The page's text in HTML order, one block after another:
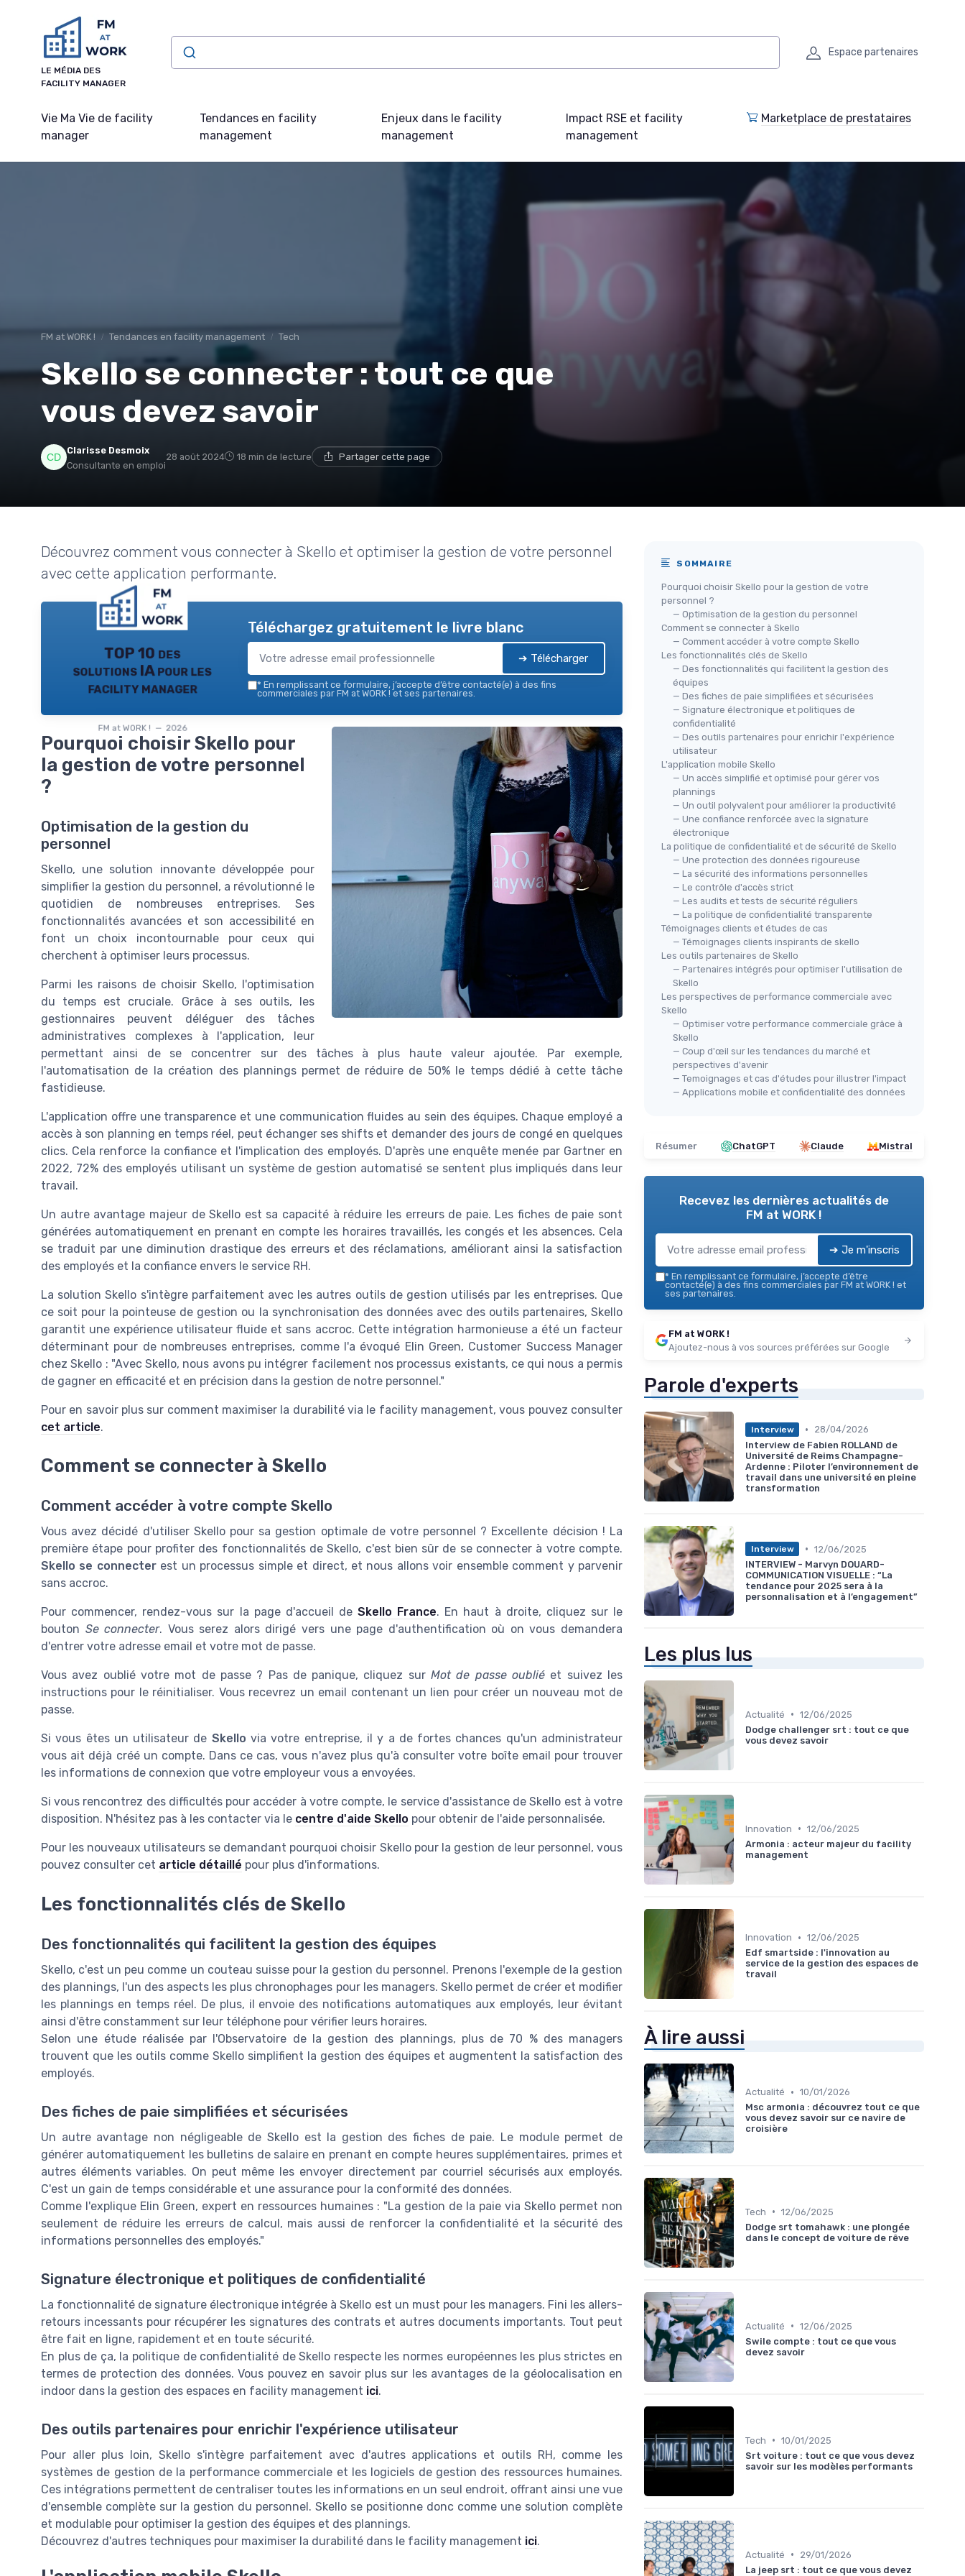
LE MÉDIA DES
FACILITY MANAGER
Espace partenaires
Vie Ma Vie de facility
manager
Tendances en facility
management
Enjeux dans le facility
management
Impact RSE et facility
management
Marketplace de prestataires
FM at WORK ! Tendances en facility management Tech
Skello se connecter : tout ce que
vous devez savoir
Clarisse Desmoix
Consultante en emploi
28 août 2024 18 min de lecture Partager cette page
Découvrez comment vous connecter à Skello et optimiser la gestion de votre personnel
avec cette application performante.
TOP 10 des
solutions IA pour les
facility manager
FM at WORK ! — 2026
Téléchargez gratuitement le livre blanc
➔ Télécharger
* En remplissant ce formulaire, j’accepte d’être contacté(e) à des fins
commerciales par FM at WORK ! et ses partenaires.
Pourquoi choisir Skello pour
la gestion de votre personnel
?
Optimisation de la gestion du
personnel
Skello, une solution innovante développée pour
simplifier la gestion du personnel, a révolutionné le
quotidien de nombreuses entreprises. Ses
fonctionnalités avancées et son accessibilité en
font un choix incontournable pour ceux qui
cherchent à optimiser leurs processus.
Parmi les raisons de choisir Skello, l'optimisation
du temps est cruciale. Grâce à ses outils, les
gestionnaires peuvent déléguer des tâches
administratives complexes à l'application, leur
permettant ainsi de se concentrer sur des tâches à plus haute valeur ajoutée. Par exemple,
l'automatisation de la création des plannings permet de réduire de 50% le temps dédié à cette tâche
fastidieuse.
L'application offre une transparence et une communication fluides au sein des équipes. Chaque employé a
accès à son planning en temps réel, peut échanger ses shifts et demander des jours de congé en quelques
clics. Cela renforce la confiance et l'implication des employés. D'après une enquête menée par Gartner en
2022, 72% des employés utilisant un système de gestion automatisé se sentent plus impliqués dans leur
travail.
Un autre avantage majeur de Skello est sa capacité à réduire les erreurs de paie. Les fiches de paie sont
générées automatiquement en prenant en compte les horaires travaillés, les congés et les absences. Cela
se traduit par une diminution drastique des erreurs et des réclamations, améliorant ainsi la satisfaction
des employés et la confiance envers le service RH.
La solution Skello s'intègre parfaitement avec les autres outils de gestion utilisés par les entreprises. Que
ce soit pour la pointeuse de gestion ou la synchronisation des données avec des outils partenaires, Skello
garantit une expérience utilisateur fluide et sans accroc. Cette intégration harmonieuse a été un facteur
déterminant pour de nombreuses entreprises, comme l'a évoqué Elin Green, Customer Success Manager
chez Skello : "Avec Skello, nous avons pu intégrer facilement nos processus existants, ce qui nous a permis
de gagner en efficacité et en précision dans la gestion de notre personnel."
Pour en savoir plus sur comment maximiser la durabilité via le facility management, vous pouvez consulter
cet article.
Comment se connecter à Skello
Comment accéder à votre compte Skello
Vous avez décidé d'utiliser Skello pour sa gestion optimale de votre personnel ? Excellente décision ! La
première étape pour profiter des fonctionnalités de Skello, c'est bien sûr de se connecter à votre compte.
Skello se connecterest un processus simple et direct, et nous allons voir ensemble comment y parvenir
sans accroc.
Pour commencer, rendez-vous sur la page d'accueil de Skello France. En haut à droite, cliquez sur le
bouton Se connecter. Vous serez alors dirigé vers une page d'authentification où on vous demandera
d'entrer votre adresse email et votre mot de passe.
Vous avez oublié votre mot de passe ? Pas de panique, cliquez surMot de passe oublié et suivez les
instructions pour le réinitialiser. Vous recevrez un email contenant un lien pour créer un nouveau mot de
passe.
Si vous êtes un utilisateur de Skello via votre entreprise, il y a de fortes chances qu'un administrateur
vous ait déjà créé un compte. Dans ce cas, vous n'avez plus qu'à consulter votre boîte email pour trouver
les informations de connexion que votre employeur vous a envoyées.
Si vous rencontrez des difficultés pour accéder à votre compte, le service d'assistance de Skello est à votre
disposition. N'hésitez pas à les contacter via le centre d'aide Skello pour obtenir de l'aide personnalisée.
Pour les nouveaux utilisateurs se demandant pourquoi choisir Skello pour la gestion de leur personnel, vous
pouvez consulter cet article détaillé pour plus d'informations.
Les fonctionnalités clés de Skello
Des fonctionnalités qui facilitent la gestion des équipes
Skello, c'est un peu comme un couteau suisse pour la gestion du personnel. Prenons l'exemple de la gestion
des plannings, l'un des aspects les plus chronophages pour les managers. Skello permet de créer et modifier
les plannings en temps réel. De plus, il envoie des notifications automatiques aux employés, leur évitant
ainsi d'être constamment sur leur téléphone pour vérifier leurs horaires.
Selon une étude réalisée par l'Observatoire de la gestion des plannings, plus de 70 % des managers
trouvent que les outils comme Skello simplifient la gestion des équipes et augmentent la satisfaction des
employés.
Des fiches de paie simplifiées et sécurisées
Un autre avantage non négligeable de Skello est la gestion des fiches de paie. Le module permet de
générer automatiquement les bulletins de salaire en prenant en compte heures supplémentaires, primes et
autres éléments variables. On peut même les envoyer directement par courriel sécurisés aux employés.
C'est un gain de temps considérable et une assurance pour la conformité des données.
Comme l'explique Elin Green, expert en ressources humaines : "La gestion de la paie via Skello permet non
seulement de réduire les erreurs de calcul, mais aussi de renforcer la confidentialité et la sécurité des
informations personnelles des employés."
Signature électronique et politiques de confidentialité
La fonctionnalité de signature électronique intégrée à Skello est un must pour les managers. Fini les allers-
retours incessants pour récupérer les signatures des contrats et autres documents importants. Tout peut
être fait en ligne, rapidement et en toute sécurité.
En plus de ça, la politique de confidentialité de Skello respecte les normes européennes les plus strictes en
termes de protection des données. Vous pouvez en savoir plus sur les avantages de la géolocalisation en
indoor dans la gestion des espaces en facility management ici.
Des outils partenaires pour enrichir l'expérience utilisateur
Pour aller plus loin, Skello s'intègre parfaitement avec d'autres applications et outils RH, comme les
systèmes de gestion de la performance commerciale et les logiciels de gestion des ressources humaines.
Ces intégrations permettent de centraliser toutes les informations en un seul endroit, offrant ainsi une vue
d'ensemble complète sur la gestion du personnel. Skello se positionne donc comme une solution complète
et modulable pour optimiser la gestion des équipes et des plannings.
Découvrez d'autres techniques pour maximiser la durabilité dans le facility management ici.
SOMMAIRE
Pourquoi choisir Skello pour la gestion de votre
personnel ?
— Optimisation de la gestion du personnel
Comment se connecter à Skello
— Comment accéder à votre compte Skello
Les fonctionnalités clés de Skello
— Des fonctionnalités qui facilitent la gestion des
équipes
— Des fiches de paie simplifiées et sécurisées
— Signature électronique et politiques de
confidentialité
— Des outils partenaires pour enrichir l'expérience
utilisateur
L'application mobile Skello
— Un accès simplifié et optimisé pour gérer vos
plannings
— Un outil polyvalent pour améliorer la productivité
— Une confiance renforcée avec la signature
électronique
La politique de confidentialité et de sécurité de Skello
— Une protection des données rigoureuse
— La sécurité des informations personnelles
— Le contrôle d'accès strict
— Les audits et tests de sécurité réguliers
— La politique de confidentialité transparente
Témoignages clients et études de cas
— Témoignages clients inspirants de skello
Les outils partenaires de Skello
— Partenaires intégrés pour optimiser l'utilisation de
Skello
Les perspectives de performance commerciale avec
Skello
— Optimiser votre performance commerciale grâce à
Skello
— Coup d'œil sur les tendances du marché et
perspectives d'avenir
— Temoignages et cas d'études pour illustrer l'impact
— Applications mobile et confidentialité des données
Résumer ChatGPT Claude Mistral
Recevez les dernières actualités de
FM at WORK !
➔ Je m'inscris
* En remplissant ce formulaire, j’accepte d’être
contacté(e) à des fins commerciales par FM at WORK ! et
ses partenaires.
FM at WORK !
Ajoutez-nous à vos sources préférées sur Google
Parole d'experts
Interview •
28/04/2026
Interview de Fabien ROLLAND de
Université de Reims Champagne-
Ardenne : Piloter l’environnement de
travail dans une université en pleine
transformation
Interview • 12/06/2025
INTERVIEW - Marvyn DOUARD-
COMMUNICATION VISUELLE : “La
tendance pour 2025 sera à la
personnalisation et à l’engagement”
Les plus lus
Actualité • 12/06/2025
Dodge challenger srt : tout ce que
vous devez savoir
Innovation • 12/06/2025
Armonia : acteur majeur du facility
management
Innovation • 12/06/2025
Edf smartside : l'innovation au
service de la gestion des espaces de
travail
À lire aussi
Actualité • 10/01/2026
Msc armonia : découvrez tout ce que
vous devez savoir sur ce navire de
croisière
Tech • 12/06/2025
Dodge srt tomahawk : une plongée
dans le concept de voiture de rêve
Actualité • 12/06/2025
Swile compte : tout ce que vous
devez savoir
Tech • 10/01/2025
Srt voiture : tout ce que vous devez
savoir sur les modèles performants
Actualité •
29/01/2026
La jeep srt : tout ce que vous devez